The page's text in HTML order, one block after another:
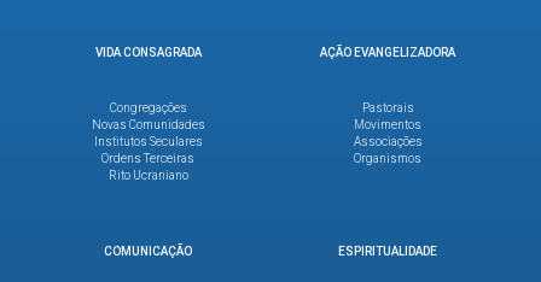
VIDA CONSAGRADA
Congregações
Novas Comunidades
Institutos Seculares
Ordens Terceiras
Rito Ucraniano
AÇÃO EVANGELIZADORA
Pastorais
Movimentos
Associações
Organismos
COMUNICAÇÃO ESPIRITUALIDADE